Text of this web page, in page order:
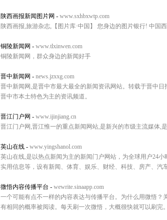
陕西画报新闻图片网 - www.sxhbxwtp.com
陕西画报,旅游杂志,【图片库·中国】 您身边的图片银行! 中国
铜陵新闻网 - www.tlxinwen.com
铜陵新闻网，群众身边的新闻好手
晋中新闻网 - news.jzxxg.com
晋中新闻网,是晋中市最大最全的新闻资讯网站。转载于晋中日
晋中市本土特色为主的资讯频道。
晋江门户网 - www.ijinjiang.cn
晋江门户网,晋江惟一的重点新闻网站,是新兴的市级主流媒体,
英山在线 - www.yingshanol.com
英山在线,是以热点新闻为主的新闻门户网站，为全球用户24
实用信息等，设有新闻、体育、娱乐、财经、科技、房产、汽
微悟内容传播平台 - wewrite.sinaapp.com
一个可能有点不一样的内容表达与传播平台。为什么用微悟
有相同的概率被阅读。每天刷一次微悟，大概很快就可以刷完。